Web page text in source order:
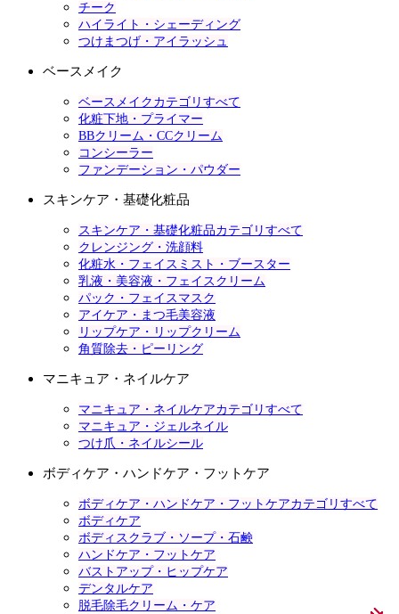
チーク
ハイライト・シェーディング
つけまつげ・アイラッシュ
ベースメイク
ベースメイクカテゴリすべて
化粧下地・プライマー
BBクリーム・CCクリーム
コンシーラー
ファンデーション・パウダー
スキンケア・基礎化粧品
スキンケア・基礎化粧品カテゴリすべて
クレンジング・洗顔料
化粧水・フェイスミスト・ブースター
乳液・美容液・フェイスクリーム
パック・フェイスマスク
アイケア・まつ毛美容液
リップケア・リップクリーム
角質除去・ピーリング
マニキュア・ネイルケア
マニキュア・ネイルケアカテゴリすべて
マニキュア・ジェルネイル
つけ爪・ネイルシール
ボディケア・ハンドケア・フットケア
ボディケア・ハンドケア・フットケアカテゴリすべて
ボディケア
ボディスクラブ・ソープ・石鹸
ハンドケア・フットケア
バストアップ・ヒップケア
デンタルケア
脱毛除毛クリーム・ケア